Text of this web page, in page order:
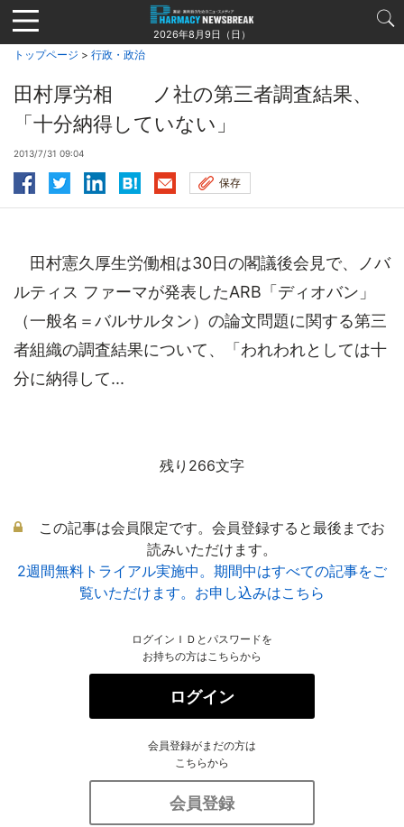
Jump
to
navigation
2026年8月9日（日）
トップページ > 行政・政治
田村厚労相 ノ社の第三者調査結果、
「十分納得していない」
2013/7/31 09:04
保存
田村憲久厚生労働相は30日の閣議後会見で、ノバ
ルティス ファーマが発表したARB「ディオバン」
（一般名＝バルサルタン）の論文問題に関する第三
者組織の調査結果について、「われわれとしては十
分に納得して...
残り266文字
この記事は会員限定です。会員登録すると最後までお
読みいただけます。
2週間無料トライアル実施中。期間中はすべての記事をご
覧いただけます。お申し込みはこちら
ログインＩＤとパスワードを
お持ちの方はこちらから
ログイン
会員登録がまだの方は
こちらから
会員登録